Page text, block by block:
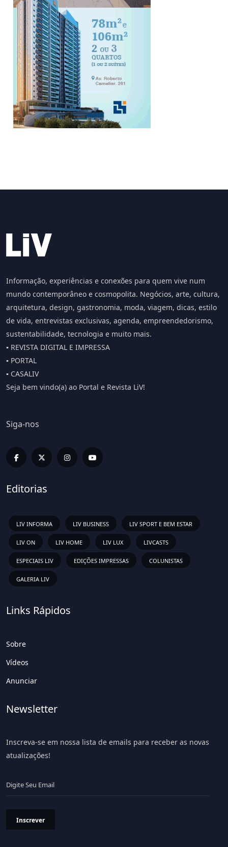
Informação, experiências e conexões para quem vive num
mundo contemporâneo e cosmopolita. Negócios, arte, cultura,
arquitetura, design, gastronomia, moda, viagem, dicas, estilo
de vida, entrevistas exclusivas, agenda, empreendedorismo,
sustentabilidade, tecnologia e muito mais.
▪️ REVISTA DIGITAL E IMPRESSA
▪️ PORTAL
▪️ CASALIV
Seja bem vindo(a) ao Portal e Revista LiV!
Siga-nos
Editorias
LIV INFORMA LIV BUSINESS LIV SPORT E BEM ESTAR
LIV ON LIV HOME LIV LUX LIVCASTS
ESPECIAIS LIV EDIÇÕES IMPRESSAS COLUNISTAS
GALERIA LIV
Links Rápidos
Sobre
Vídeos
Anunciar
Newsletter
Inscreva-se em nossa lista de emails para receber as novas
atualizações!
Inscrever